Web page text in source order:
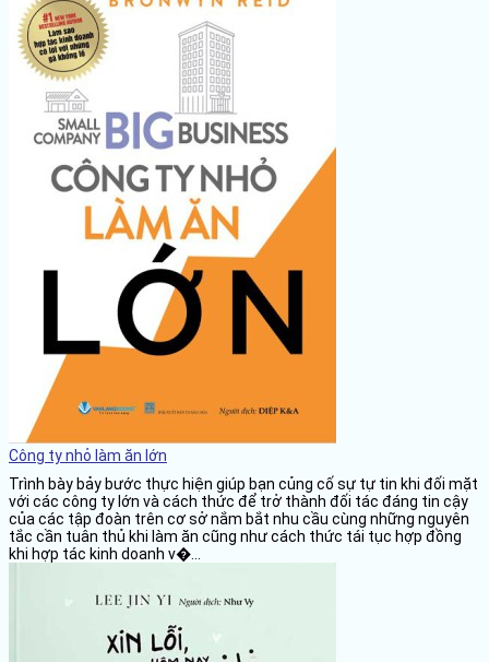
Công ty nhỏ làm ăn lớn
Trình bày bảy bước thực hiện giúp bạn củng cố sự tự tin khi đối mặt
với các công ty lớn và cách thức để trở thành đối tác đáng tin cậy
của các tập đoàn trên cơ sở nắm bắt nhu cầu cùng những nguyên
tắc cần tuân thủ khi làm ăn cũng như cách thức tái tục hợp đồng
khi hợp tác kinh doanh v�...